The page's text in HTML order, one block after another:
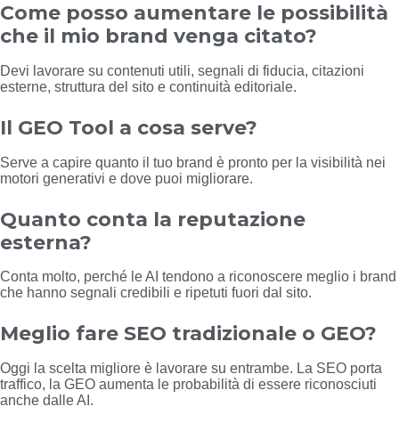
Come posso aumentare le possibilità
che il mio brand venga citato?
Devi lavorare su contenuti utili, segnali di fiducia, citazioni
esterne, struttura del sito e continuità editoriale.
Il GEO Tool a cosa serve?
Serve a capire quanto il tuo brand è pronto per la visibilità nei
motori generativi e dove puoi migliorare.
Quanto conta la reputazione
esterna?
Conta molto, perché le AI tendono a riconoscere meglio i brand
che hanno segnali credibili e ripetuti fuori dal sito.
Meglio fare SEO tradizionale o GEO?
Oggi la scelta migliore è lavorare su entrambe. La SEO porta
traffico, la GEO aumenta le probabilità di essere riconosciuti
anche dalle AI.